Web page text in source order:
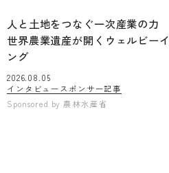
人と土地をつなぐ一次産業の力
世界農業遺産が開くウェルビーイ
ング
2026.08.05
インタビュースポンサー記事
Sponsored by 農林水産省